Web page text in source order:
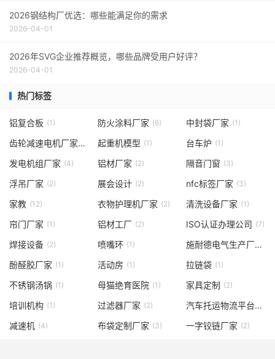
2026钢结构厂优选：哪些能满足你的需求
2026-04-01
2026年SVG企业推荐概览，哪些品牌受用户好评？
2026-04-01
热门标签
铝复合板 (1) 防火涂料厂家 (6) 中封袋厂家 (1)
齿轮减速电机厂家
(1) 起重机模型 (1) 台车炉 (1)
发电机组厂家 (4) 铝材厂家 (2) 隔音门窗 (3)
浮吊厂家 (2) 展会设计 (2) nfc标签厂家 (3)
家教 (12) 衣物护理机厂家 (2) 清洗设备厂家 (1)
帘门厂家 (1) 铝材工厂 (2) ISO认证办理公司 (7)
焊接设备 (2) 喷嘴环 (1) 施耐德电气生产厂家
酚醛胶厂家 (1) 活动房 (1) 拉链袋 (1)
不锈钢汤锅 (1) 母猫绝育医院 (1) 家具定制 (2)
培训机构 (1) 过滤器厂家 (2) 汽车托运物流平台
(1)
减速机 (4) 布袋定制厂家 (3) 一字铰链厂家 (2)